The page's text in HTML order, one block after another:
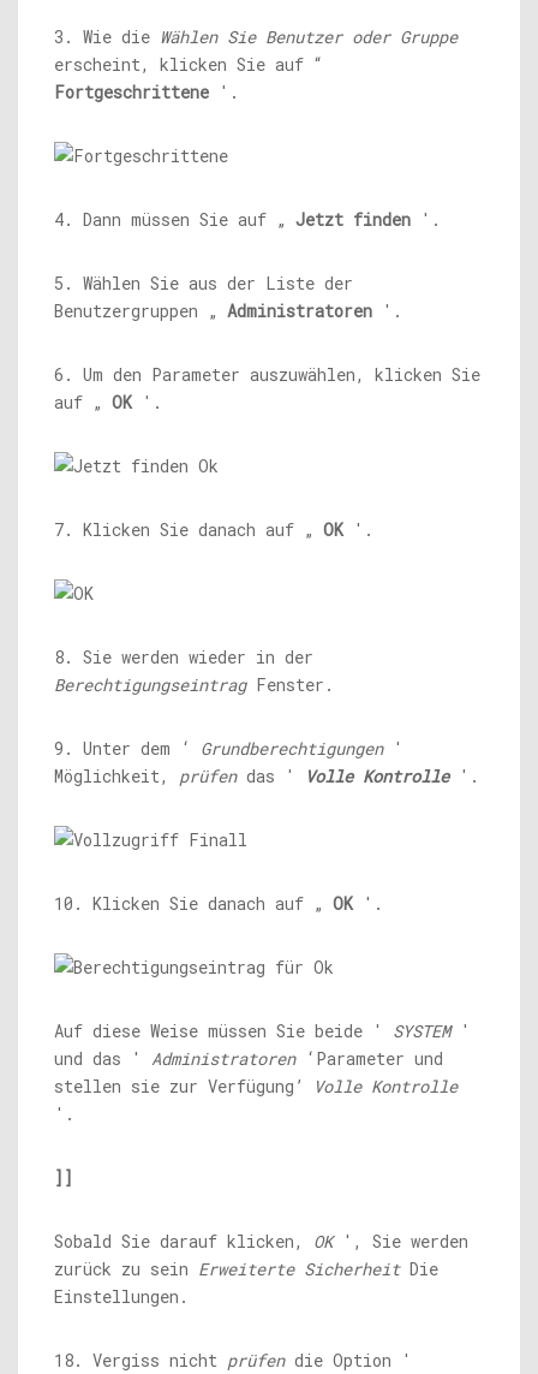
3. Wie die Wählen Sie Benutzer oder Gruppe
erscheint, klicken Sie auf “
Fortgeschrittene '.
4. Dann müssen Sie auf „ Jetzt finden '.
5. Wählen Sie aus der Liste der
Benutzergruppen „ Administratoren '.
6. Um den Parameter auszuwählen, klicken Sie
auf „ OK'.
7. Klicken Sie danach auf „ OK'.
8. Sie werden wieder in der
BerechtigungseintragFenster.
9. Unter dem ‘ Grundberechtigungen'
Möglichkeit, prüfendas ' Volle Kontrolle '.
10. Klicken Sie danach auf „ OK'.
Auf diese Weise müssen Sie beide ' SYSTEM'
und das ' Administratoren‘Parameter und
stellen sie zur Verfügung’
Volle Kontrolle
'.
]]
Sobald Sie darauf klicken, OK', Sie werden
zurück zu sein Erweiterte SicherheitDie
Einstellungen.
18. Vergiss nicht prüfendie Option '